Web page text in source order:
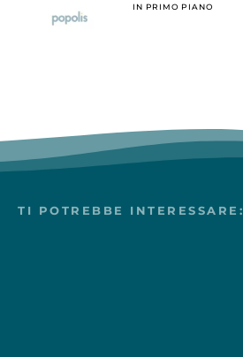
IN PRIMO PIANO
TI POTREBBE INTERESSARE: